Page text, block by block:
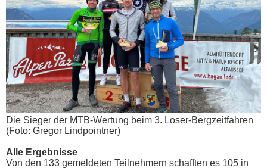
Die Sieger der MTB-Wertung beim 3. Loser-Bergzeitfahren
(Foto: Gregor Lindpointner)
Alle Ergebnisse
Von den 133 gemeldeten Teilnehmern schafften es 105 in